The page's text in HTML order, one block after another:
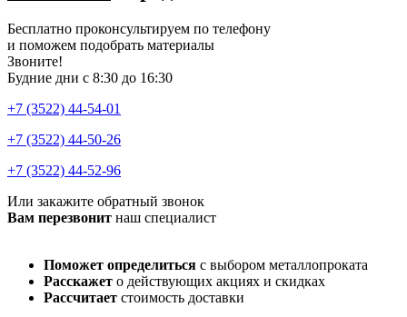
Бесплатно проконсультируем по телефону
и поможем подобрать материалы
Звоните!
Будние дни с 8:30 до 16:30
+7 (3522) 44-54-01
+7 (3522) 44-50-26
+7 (3522) 44-52-96
Или закажите обратный звонок
Вам перезвонит наш специалист
Поможет определиться с выбором металлопроката
Расскажет о действующих акциях и скидках
Рассчитает стоимость доставки